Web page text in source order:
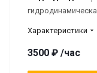
Характеристики
3500 ₽ /час